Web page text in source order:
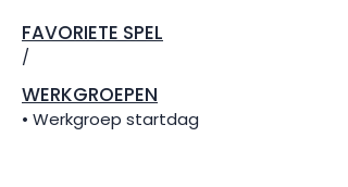
FAVORIETE SPEL
/
WERKGROEPEN
• Werkgroep startdag